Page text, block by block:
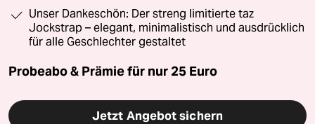
Unser Dankeschön: Der streng limitierte taz
Jockstrap – elegant, minimalistisch und ausdrücklich
für alle Geschlechter gestaltet
Probeabo & Prämie für nur 25 Euro
Jetzt Angebot sichern